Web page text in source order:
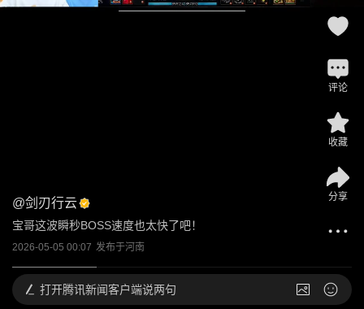
@剑刃行云
宝哥这波瞬秒BOSS速度也太快了吧！
2026-05-05 00:07 发布于河南
评论
收藏
分享
打开腾讯新闻客户端说两句